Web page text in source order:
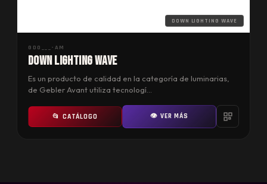
DOWN LIGHTING WAVE
GD0___-AM
DOWN LIGHTING WAVE
Es un producto de calidad en la categoría de luminarias,
de Gebler Avant utiliza tecnologí…
📂 CATÁLOGO 👁 VER MÁS